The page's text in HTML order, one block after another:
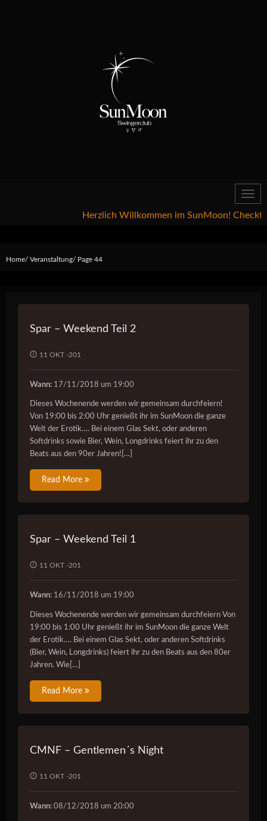
Herzlich Willkommen im SunMoon! Checkt
Home Veranstaltung Page 44
Spar – Weekend Teil 2
11 OKT -201
Wann: 17/11/2018 um 19:00
Dieses Wochenende werden wir gemeinsam durchfeiern!
Von 19:00 bis 2:00 Uhr genießt ihr im SunMoon die ganze
Welt der Erotik…. Bei einem Glas Sekt, oder anderen
Softdrinks sowie Bier, Wein, Longdrinks feiert ihr zu den
Beats aus den 90er Jahren![…]
Read More
Spar – Weekend Teil 1
11 OKT -201
Wann: 16/11/2018 um 19:00
Dieses Wochenende werden wir gemeinsam durchfeiern Von
19:00 bis 1:00 Uhr genießt ihr im SunMoon die ganze Welt
der Erotik…. Bei einem Glas Sekt, oder anderen Softdrinks
(Bier, Wein, Longdrinks) feiert ihr zu den Beats aus den 80er
Jahren. Wie[…]
Read More
CMNF – Gentlemen´s Night
11 OKT -201
Wann: 08/12/2018 um 20:00